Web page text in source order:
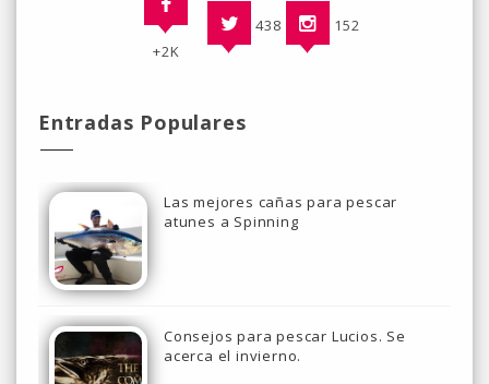
+2K
438 152
Entradas Populares
Las mejores cañas para pescar
atunes a Spinning
Consejos para pescar Lucios. Se
acerca el invierno.